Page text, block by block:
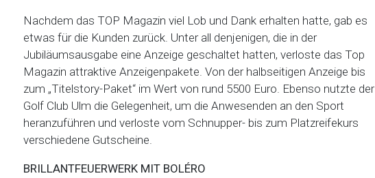
Nachdem das TOP Magazin viel Lob und Dank erhalten hatte, gab es
etwas für die Kunden zurück. Unter all denjenigen, die in der
Jubiläumsausgabe eine Anzeige geschaltet hatten, verloste das Top
Magazin attraktive Anzeigenpakete. Von der halbseitigen Anzeige bis
zum „Titelstory-Paket“ im Wert von rund 5500 Euro. Ebenso nutzte der
Golf Club Ulm die Gelegenheit, um die Anwesenden an den Sport
heranzuführen und verloste vom Schnupper- bis zum Platzreifekurs
verschiedene Gutscheine.
BRILLANTFEUERWERK MIT BOLÉRO